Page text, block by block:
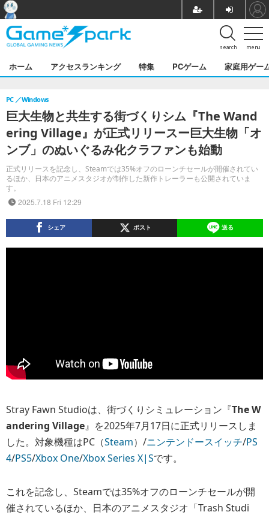
menu
search
ホーム アクセスランキング 特集 PCゲーム 家庭用ゲー
巨大生物と共生する街づくりシム『The Wand
ering Village』が正式リリースー巨大生物「オ
ンブ」のぬいぐるみ化クラファンも始動
正式リリースを記念し、Steamでは35%オフのローンチセールが開催されてい
るほか、日本のアニメスタジオが制作した新作トレーラーも公開されていま
す。
PC Windows
2025.7.18 Fri 12:29
シェア ポスト 送る
Stray Fawn Studioは、街づくりシミュレーション『The W
andering Village』を2025年7月17日に正式リリースしま
した。対象機種はPC（Steam）/ニンテンドースイッチ/PS
4/PS5/Xbox One/Xbox Series X|Sです。
これを記念し、Steamでは35%オフのローンチセールが開
催されているほか、日本のアニメスタジオ「Trash Studi